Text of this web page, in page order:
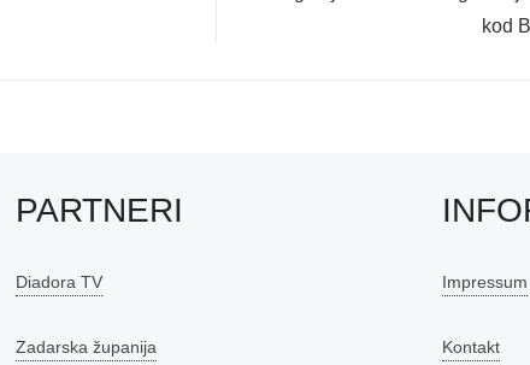
kod
PARTNERI
Diadora TV
Zadarska županija
Impressum
Kontakt